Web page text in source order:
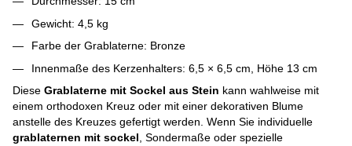
Gewicht: 4,5 kg
Farbe der Grablaterne: Bronze
Innenmaße des Kerzenhalters: 6,5 × 6,5 cm, Höhe 13 cm
Diese Grablaterne mit Sockel aus Stein kann wahlweise mit
einem orthodoxen Kreuz oder mit einer dekorativen Blume
anstelle des Kreuzes gefertigt werden. Wenn Sie individuelle
grablaternen mit sockel , Sondermaße oder spezielle